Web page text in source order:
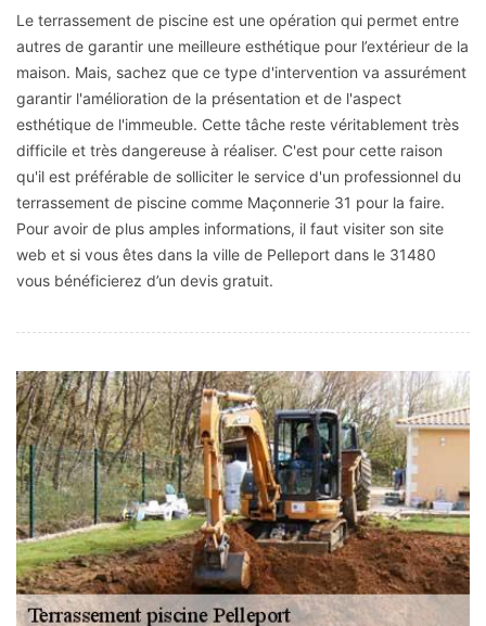
Le terrassement de piscine est une opération qui permet entre
autres de garantir une meilleure esthétique pour l’extérieur de la
maison. Mais, sachez que ce type d'intervention va assurément
garantir l'amélioration de la présentation et de l'aspect
esthétique de l'immeuble. Cette tâche reste véritablement très
difficile et très dangereuse à réaliser. C'est pour cette raison
qu'il est préférable de solliciter le service d'un professionnel du
terrassement de piscine comme Maçonnerie 31 pour la faire.
Pour avoir de plus amples informations, il faut visiter son site
web et si vous êtes dans la ville de Pelleport dans le 31480
vous bénéficierez d’un devis gratuit.